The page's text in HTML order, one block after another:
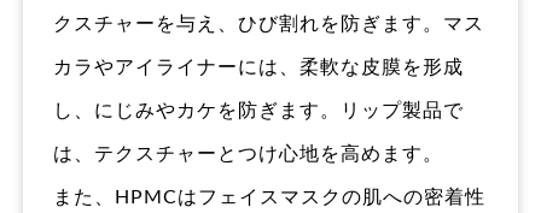
クスチャーを与え、ひび割れを防ぎます。マス
カラやアイライナーには、柔軟な皮膜を形成
し、にじみやカケを防ぎます。リップ製品で
は、テクスチャーとつけ心地を高めます。
また、HPMCはフェイスマスクの肌への密着性